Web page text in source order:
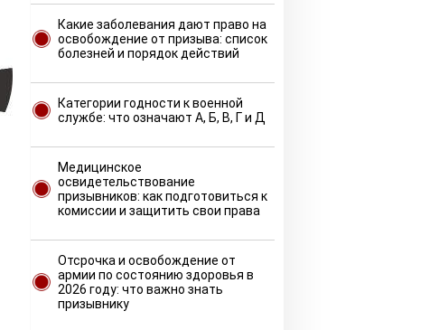
Какие заболевания дают право на
освобождение от призыва: список
болезней и порядок действий
Категории годности к военной
службе: что означают А, Б, В, Г и Д
Медицинское
освидетельствование
призывников: как подготовиться к
комиссии и защитить свои права
Отсрочка и освобождение от
армии по состоянию здоровья в
2026 году: что важно знать
призывнику